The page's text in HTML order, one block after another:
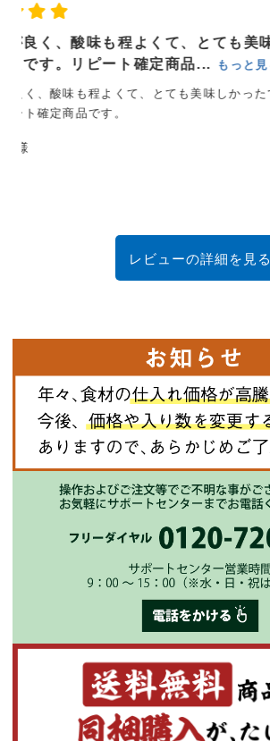
大石京子
バッテラ寿司にしました
すごく美味しかったです
レビューの詳細を見る